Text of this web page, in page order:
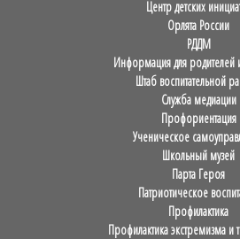
Центр детских
Орлята России
РДДМ
Информация для родителей
Штаб воспитательной
Служба медиации
Профориентация
Ученическое
Школьный музей
Парта Героя
Патриотическое
Профилактика
Профилактика экстремизма и